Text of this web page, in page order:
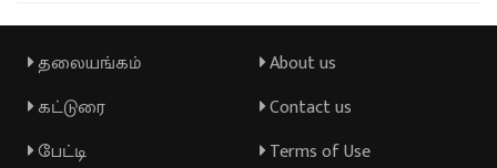
தலையங்கம்
கட்டுரை
பேட்டி
About us
Contact us
Terms of Use